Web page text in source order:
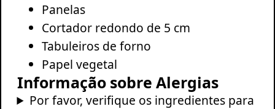
Panelas
Cortador redondo de 5 cm
Tabuleiros de forno
Papel vegetal
Informação sobre Alergias
Por favor, verifique os ingredientes para